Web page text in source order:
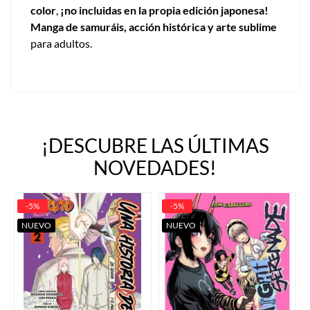
color, ¡no incluidas en la propia edición japonesa!
Manga de samuráis, acción histórica y arte sublime
para adultos.
¡DESCUBRE LAS ÚLTIMAS
NOVEDADES!
-5%
NUEVO
-5%
NUEVO